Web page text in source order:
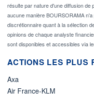
résulte par nature d'une diffusion de
aucune manière BOURSORAMA
discrétionnaire quant à la sélection
opinions de chaque analyste
sont disponibles et accessibles via
ACTIONS LES PLUS
Axa
Air France-KLM